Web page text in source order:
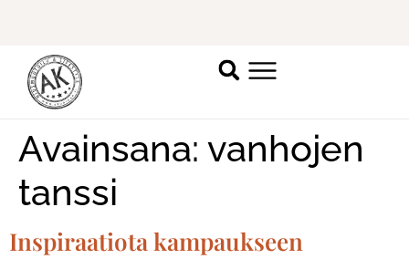
Ilmoittaudu mukaan ripsienpidennyskoulutukseen.
Avainsana: vanhojen
tanssi
Inspiraatiota kampaukseen